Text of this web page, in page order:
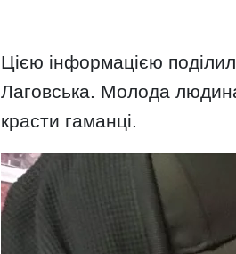
Цією інформацією
Лаговська. Молода
красти гаманці.